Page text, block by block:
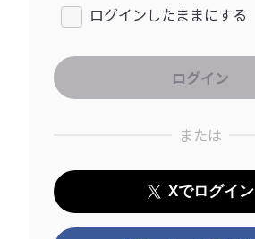
ログインしたままにする
または
Xでログイン